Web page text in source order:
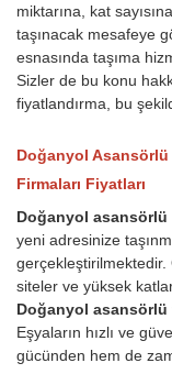
miktarına, kat
taşınacak mesafeye
esnasında taşıma
Sizler de bu konu
fiyatlandırma, bu
Doğanyol Asansörlü
Firmaları Fiyatları
Doğanyol
yeni adresinize
siteler ve yüksek
Doğanyol asansörlü
Eşyaların hızlı ve
gücünden hem de